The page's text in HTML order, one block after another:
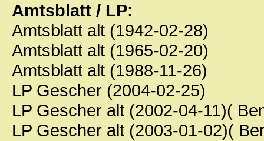
Amtsblatt / LP:
Amtsblatt alt (1942-02-28)
Amtsblatt alt (1965-02-20)
Amtsblatt alt (1988-11-26)
LP Gescher (2004-02-25)
LP Gescher alt (2002-04-11)(
LP Gescher alt (2003-01-02)(